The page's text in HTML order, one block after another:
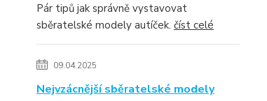
Pár tipů jak správně vystavovat
sběratelské modely autíček. číst celé
09.04.2025
Nejvzácnější sběratelské modely